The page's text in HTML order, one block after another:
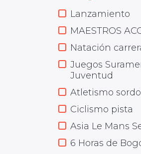
Lanzamiento
MAESTROS
Natación
Juegos
Juventud
Atletismo
Ciclismo pista
Asia Le Mans
6 Horas de